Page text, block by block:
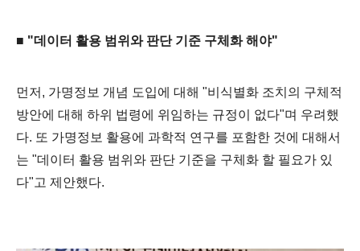
■ "데이터 활용 범위와 판단 기준 구체화 해야"
먼저, 가명정보 개념 도입에 대해 "비식별화 조치의 구체적
방안에 대해 하위 법령에 위임하는 규정이 없다"며 우려했
다. 또 가명정보 활용에 과학적 연구를 포함한 것에 대해서
는 "데이터 활용 범위와 판단 기준을 구체화 할 필요가 있
다"고 제안했다.